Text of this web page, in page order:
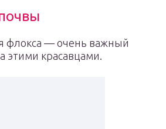
флокса — очень важный
этими красавцами.